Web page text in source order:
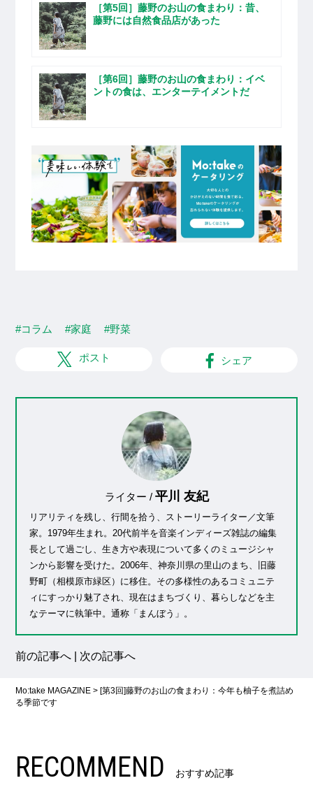
［第5回］藤野のお山の食まわり：昔、
藤野には自然食品店があった
［第6回］藤野のお山の食まわり：イベ
ントの食は、エンターテイメントだ
#コラム #家庭 #野菜
ポスト シェア
ライター / 平川 友紀
リアリティを残し、行間を拾う、ストーリーライター／文筆
家。1979年生まれ。20代前半を音楽インディーズ雑誌の編集
長として過ごし、生き方や表現について多くのミュージシャ
ンから影響を受けた。2006年、神奈川県の里山のまち、旧藤
野町（相模原市緑区）に移住。その多様性のあるコミュニテ
ィにすっかり魅了され、現在はまちづくり、暮らしなどを主
なテーマに執筆中。通称「まんぼう」。
前の記事へ 次の記事へ
Mo:take MAGAZINE >[第3回]藤野のお山の食まわり：今年も柚子を煮詰め
る季節です
RECOMMEND おすすめ記事